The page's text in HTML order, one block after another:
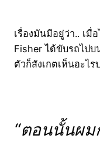
เรื่องมันมีอยู่ว่า.. เ
Fisher ได้ขับรถไปบ
ตัวก็สังเกตเห็นอะไ
“ตอนนั้นผม